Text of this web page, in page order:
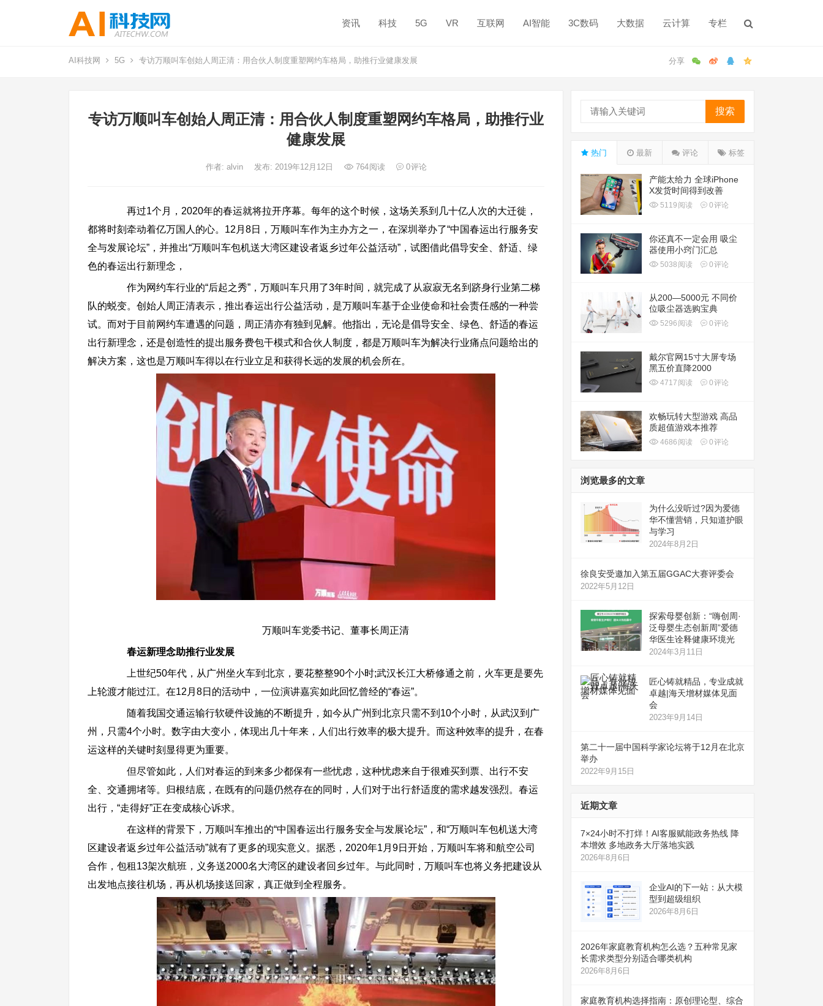
资讯 科技 5G VR 互联网 AI智能 3C数码 大数据 云计算 专栏
AI科技网 5G 专访万顺叫车创始人周正清：用合伙人制度重塑网约车格局，助推行业健康发展
专访万顺叫车创始人周正清：用合伙人制度重塑网约车格局，助推行业
健康发展
作者: alvin 发布: 2019年12月12日 764阅读 0评论
再过1个月，2020年的春运就将拉开序幕。每年的这个时候，这场关系到几十亿人次的大迁徙，
都将时刻牵动着亿万国人的心。12月8日，万顺叫车作为主办方之一，在深圳举办了“中国春运出行服务安
全与发展论坛”，并推出“万顺叫车包机送大湾区建设者返乡过年公益活动”，试图借此倡导安全、舒适、绿
色的春运出行新理念，
作为网约车行业的“后起之秀”，万顺叫车只用了3年时间，就完成了从寂寂无名到跻身行业第二梯
队的蜕变。创始人周正清表示，推出春运出行公益活动，是万顺叫车基于企业使命和社会责任感的一种尝
试。而对于目前网约车遭遇的问题，周正清亦有独到见解。他指出，无论是倡导安全、绿色、舒适的春运
出行新理念，还是创造性的提出服务费包干模式和合伙人制度，都是万顺叫车为解决行业痛点问题给出的
解决方案，这也是万顺叫车得以在行业立足和获得长远的发展的机会所在。
万顺叫车党委书记、董事长周正清
春运新理念助推行业发展
上世纪50年代，从广州坐火车到北京，要花整整90个小时;武汉长江大桥修通之前，火车更是要先
上轮渡才能过江。在12月8日的活动中，一位演讲嘉宾如此回忆曾经的“春运”。
随着我国交通运输行软硬件设施的不断提升，如今从广州到北京只需不到10个小时，从武汉到广
州，只需4个小时。数字由大变小，体现出几十年来，人们出行效率的极大提升。而这种效率的提升，在春
运这样的关键时刻显得更为重要。
但尽管如此，人们对春运的到来多少都保有一些忧虑，这种忧虑来自于很难买到票、出行不安
全、交通拥堵等。归根结底，在既有的问题仍然存在的同时，人们对于出行舒适度的需求越发强烈。春运
出行，“走得好”正在变成核心诉求。
在这样的背景下，万顺叫车推出的“中国春运出行服务安全与发展论坛”，和“万顺叫车包机送大湾
区建设者返乡过年公益活动”就有了更多的现实意义。据悉，2020年1月9日开始，万顺叫车将和航空公司
合作，包租13架次航班，义务送2000名大湾区的建设者回乡过年。与此同时，万顺叫车也将义务把建设从
出发地点接往机场，再从机场接送回家，真正做到全程服务。
搜索
热门 最新 评论 标签
产能太给力 全球iPhone
X发货时间得到改善
5119 阅读 0评论
你还真不一定会用 吸尘
器使用小窍门汇总
5038 阅读 0评论
从200—5000元 不同价
位吸尘器选购宝典
5296 阅读 0评论
戴尔官网15寸大屏专场
黑五价直降2000
4717 阅读 0评论
欢畅玩转大型游戏 高品
质超值游戏本推荐
4686 阅读 0评论
浏览最多的文章
为什么没听过?因为爱德
华不懂营销，只知道护眼
与学习
2024年8月2日
徐良安受邀加入第五届GGAC大赛评委会
2022年5月12日
探索母婴创新：“嗨创周·
泛母婴生态创新周”爱德
华医生诠释健康环境光
2024年3月11日
匠心铸就精品，专业成就
卓越|海天增材媒体见面
会
2023年9月14日
第二十一届中国科学家论坛将于12月在北京
举办
2022年9月15日
近期文章
7×24小时不打烊！AI客服赋能政务热线 降
本增效 多地政务大厅落地实践
2026年8月6日
企业AI的下一站：从大模
型到超级组织
2026年8月6日
2026年家庭教育机构怎么选？五种常见家
长需求类型分别适合哪类机构
2026年8月6日
家庭教育机构选择指南：原创理论型、综合